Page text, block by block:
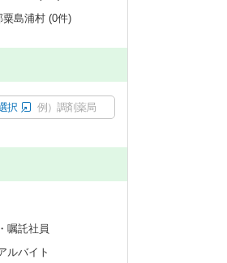
粟島浦村 (0件)
択 例）調剤薬局
嘱託社員
ルバイト